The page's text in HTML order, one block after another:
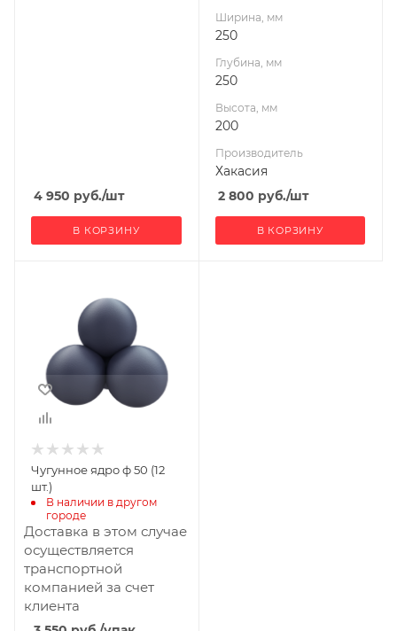
4 950 руб./шт
В КОРЗИНУ
Ширина, мм
250
Глубина, мм
250
Высота, мм
200
Производитель
Хакасия
2 800 руб./шт
В КОРЗИНУ
Чугунное ядро ф 50 (12
шт.)
В наличии в другом
городе
Доставка в этом случае
осуществляется
транспортной
компанией за счет
клиента